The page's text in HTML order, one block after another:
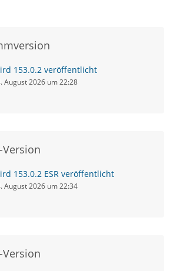
153.0.2 veröffentlicht
August 2026 um 22:28
Version
153.0.2 ESR veröffentlicht
August 2026 um 22:34
Version